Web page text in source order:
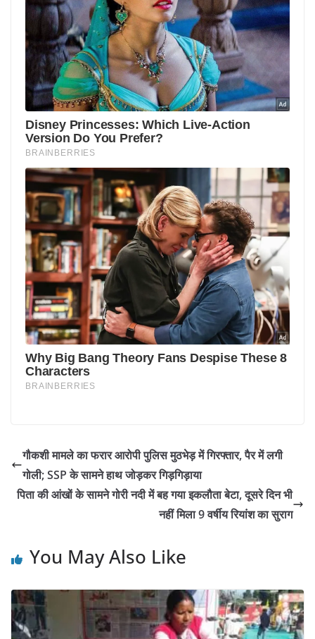
गौकशी मामले का फरार आरोपी पुलिस मुठभेड़ में गिरफ्तार, पैर में लगी
गोली; SSP के सामने हाथ जोड़कर गिड़गिड़ाया
पिता की आंखों के सामने गोरी नदी में बह गया इकलौता बेटा, दूसरे दिन भी
नहीं मिला 9 वर्षीय रियांश का सुराग
You May Also Like